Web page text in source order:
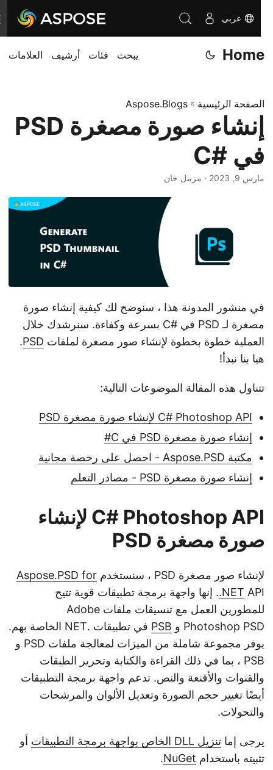
عربي
Home يبحث فئات أرشيف العلامات
الصفحة الرئيسية»
Aspose.Blogs
إنشاء صورة مصغرة PSD
في #C
مارس 9, 2023 · مزمل خان
في منشور المدونة هذا ، سنوضح لك كيفية إنشاء صورة
مصغرة لـ PSD في #C بسرعة وكفاءة. سنرشدك خلال
العملية خطوة بخطوة لإنشاء صور مصغرة لملفاتPSD
.
هيا بنا نبدأ!
تتناول هذه المقالة الموضوعات التالية:
C# Photoshop API لإنشاء صورة مصغرة PSD
إنشاء صورة مصغرة PSD في C#
مكتبة Aspose.PSD - احصل على رخصة مجانية
إنشاء صورة مصغرة PSD - مصادر التعلم
C# Photoshop API لإنشاء
صورة مصغرة PSD
لإنشاء صور مصغرة PSD ، سنستخدم
Aspose.PSD for
.NETAPI. إنها واجهة برمجة تطبيقات قوية تتيح
للمطورين العمل مع تنسيقات ملفات Adobe
Photoshop PSD و
PSB
في تطبيقات .NET الخاصة بهم.
يوفر مجموعة شاملة من الميزات لمعالجة ملفات PSD و
PSB ، بما في ذلك القراءة والكتابة وتحرير الطبقات
والقنوات والأقنعة والنص. تدعم واجهة برمجة التطبيقات
أيضًا تغيير حجم الصورة وتعديل الألوان والمرشحات
والتحولات.
يرجى إماتنزيل DLL الخاص بواجهة برمجة التطبيقات
أو
تثبيته باستخدامNuGet
.